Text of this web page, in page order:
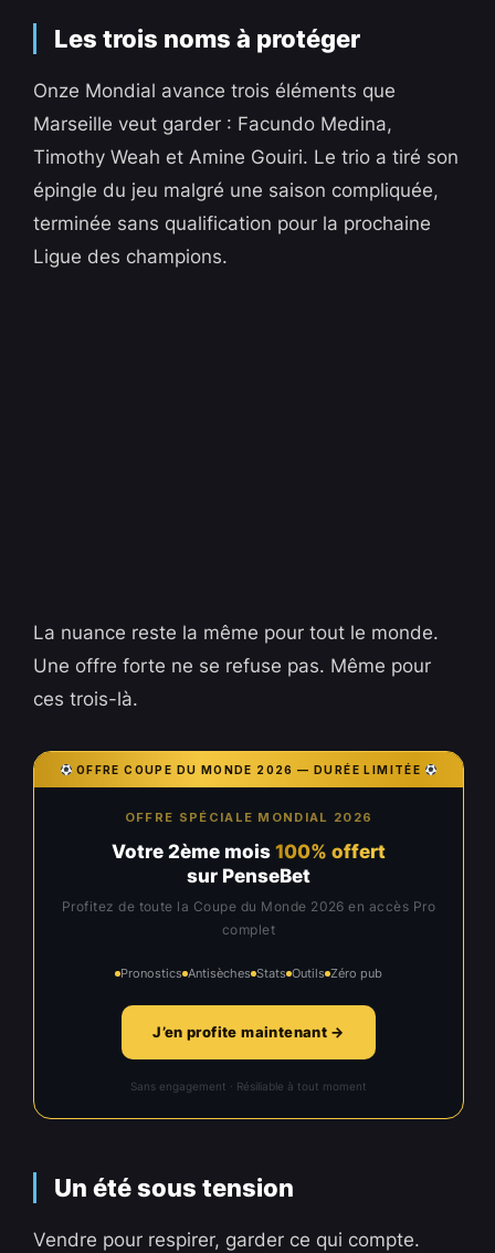
Les trois noms à protéger
Onze Mondial avance trois éléments que
Marseille veut garder : Facundo Medina,
Timothy Weah et Amine Gouiri. Le trio a tiré son
épingle du jeu malgré une saison compliquée,
terminée sans qualification pour la prochaine
Ligue des champions.
La nuance reste la même pour tout le monde.
Une offre forte ne se refuse pas. Même pour
ces trois-là.
OFFRE COUPE DU MONDE 2026 — DURÉE LIMITÉE
OFFRE SPÉCIALE MONDIAL 2026
Votre 2ème mois 100% offert
sur PenseBet
Profitez de toute la Coupe du Monde 2026 en accès Pro
complet
Pronostics Antisèches Stats Outils Zéro pub
J’en profite maintenant →
Sans engagement · Résiliable à tout moment
Un été sous tension
Vendre pour respirer, garder ce qui compte.